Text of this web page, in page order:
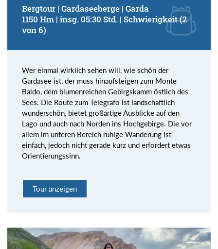
Bergtour | Gardaseeberge | Garda
1150 Hm | insg. 05:30 Std. | Schwierigkeit (2
von 6)
Wer einmal wirklich sehen will, wie schön der
Gardasee ist, der muss hinaufsteigen zum Monte
Baldo, dem blumenreichen Gebirgskamm östlich des
Sees. Die Route zum Telegrafo ist landschaftlich
wunderschön, bietet großartige Ausblicke auf den
Lago und auch nach Norden ins Hochgebirge. Die vor
allem im unteren Bereich ruhige Wanderung ist
einfach, jedoch nicht gerade kurz und erfordert etwas
Orientierungssinn.
Tour anzeigen